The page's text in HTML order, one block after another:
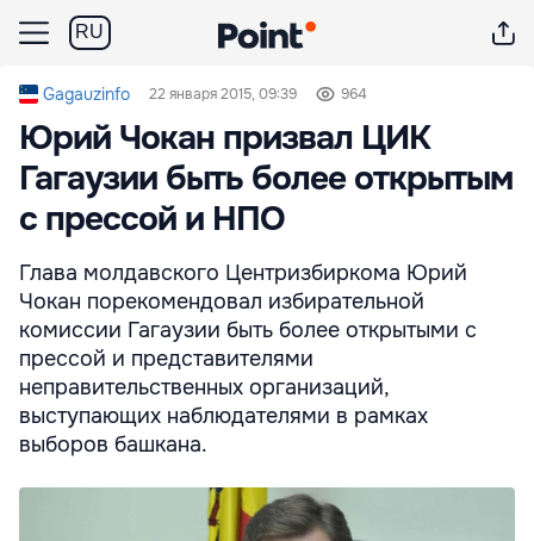
RU
Gagauzinfo 22 января 2015, 09:39 964
Юрий Чокан призвал ЦИК
Гагаузии быть более открытым
с прессой и НПО
Глава молдавского Центризбиркома Юрий
Чокан порекомендовал избирательной
комиссии Гагаузии быть более открытыми с
прессой и представителями
неправительственных организаций,
выступающих наблюдателями в рамках
выборов башкана.